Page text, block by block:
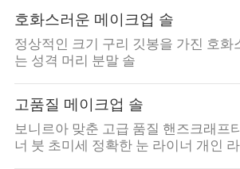
호화스러운 메이크업 솔
정상적인 크기 구리 깃봉을 가진 호화
는 성격 머리 분말 솔
고품질 메이크업 솔
보니르아 맞춘 고급 품질 핸즈크래프
너 붓 초미세 정확한 눈 라이너 개인